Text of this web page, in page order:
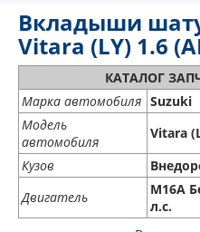
Вкладыши
Vitara (LY) 1.6
КАТАЛОГ
Марка автомобиля Suzuki
Модель
автомобиля
Vitara
Кузов
Двигатель
M16A
л.с.